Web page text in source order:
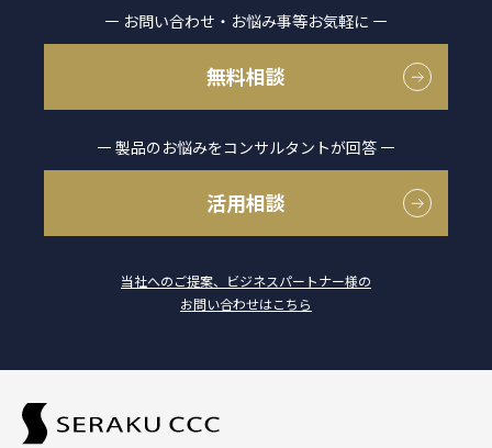
お問い合わせ・お悩み事等お気軽に
無料相談
製品のお悩みをコンサルタントが回答
活用相談
当社へのご提案、ビジネスパートナー様の
お問い合わせはこちら